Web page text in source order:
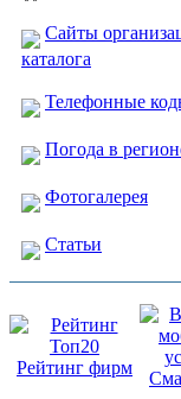
Сайты
каталога
Телефонные
Погода в
Фотогалерея
Статьи
Рейтинг фирм